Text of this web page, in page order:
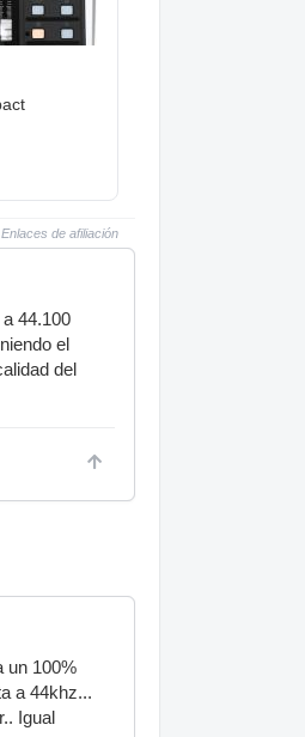
Enlaces de afiliación
44.100
el
del
un 100%
a 44khz...
Igual